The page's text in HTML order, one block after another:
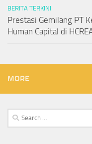
BERITA TERKINI
Prestasi Gemilang PT
Human Capital di
MORE
Search
for: